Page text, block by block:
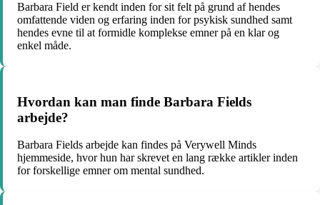
Barbara Field er kendt inden for sit felt på grund af hendes
omfattende viden og erfaring inden for psykisk sundhed samt
hendes evne til at formidle komplekse emner på en klar og
enkel måde.
Hvordan kan man finde Barbara Fields
arbejde?
Barbara Fields arbejde kan findes på Verywell Minds
hjemmeside, hvor hun har skrevet en lang række artikler inden
for forskellige emner om mental sundhed.